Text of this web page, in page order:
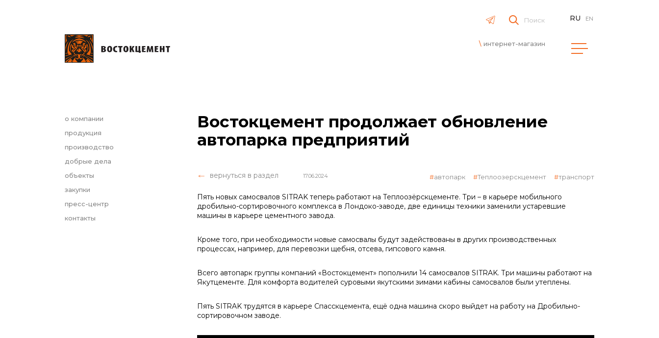
Поиск
интернет-магазин
RU EN
о компании
продукция
производство
добрые дела
объекты
закупки
пресс-центр
контакты
Востокцемент продолжает обновление
автопарка предприятий
вернуться в раздел 17.06.2024 автопарк Теплоозерскцемент транспорт
Пять новых самосвалов SITRAK теперь работают на Теплоозёрскцементе. Три – в карьере мобильного
дробильно-сортировочного комплекса в Лондоко-заводе, две единицы техники заменили устаревшие
машины в карьере цементного завода.
Кроме того, при необходимости новые самосвалы будут задействованы в других производственных
процессах, например, для перевозки щебня, отсева, гипсового камня.
Всего автопарк группы компаний «Востокцемент» пополнили 14 самосвалов SITRAK. Три машины работают на
Якутцементе. Для комфорта водителей суровыми якутскими зимами кабины самосвалов были утеплены.
Пять SITRAK трудятся в карьере Спасскцемента, ещё одна машина скоро выйдет на работу на Дробильно-
сортировочном заводе.